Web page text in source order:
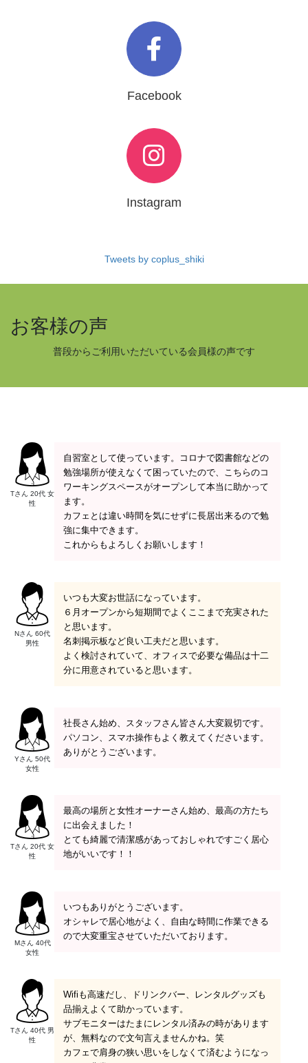
Facebook
Instagram
Tweets by coplus_shiki
お客様の声
普段からご利用いただいている会員様の声です
Tさん 20代 女
性
自習室として使っています。コロナで図書館などの
勉強場所が使えなくて困っていたので、こちらのコ
ワーキングスペースがオープンして本当に助かって
ます。
カフェとは違い時間を気にせずに長居出来るので勉
強に集中できます。
これからもよろしくお願いします！
Nさん 60代
男性
いつも大変お世話になっています。
６月オープンから短期間でよくここまで充実された
と思います。
名刺掲示板など良い工夫だと思います。
よく検討されていて、オフィスで必要な備品は十二
分に用意されていると思います。
Yさん 50代
女性
社長さん始め、スタッフさん皆さん大変親切です。
パソコン、スマホ操作もよく教えてくださいます。
ありがとうございます。
Tさん 20代 女
性
最高の場所と女性オーナーさん始め、最高の方たち
に出会えました！
とても綺麗で清潔感があっておしゃれですごく居心
地がいいです！！
Mさん 40代
女性
いつもありがとうございます。
オシャレで居心地がよく、自由な時間に作業できる
ので大変重宝させていただいております。
Tさん 40代 男
性
Wifiも高速だし、ドリンクバー、レンタルグッズも
品揃えよくて助かっています。
サブモニターはたまにレンタル済みの時があります
が、無料なので文句言えませんかね。笑
カフェで肩身の狭い思いをしなくて済むようになっ